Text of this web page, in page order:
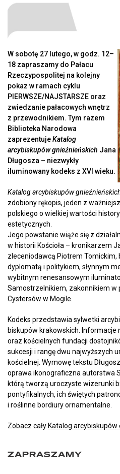
W sobotę 27 lutego, w godz. 12–
18 zapraszamy do Pałacu
Rzeczypospolitej na kolejny
pokaz w ramach cyklu
PIERWSZE/NAJSTARSZE oraz
zwiedzanie pałacowych wnętrz
z przewodnikiem. Tym razem
Biblioteka Narodowa
zaprezentujeKatalog
arcybiskupów gnieźnieńskich Jana
Długosza – niezwykły
iluminowany kodeks z XVI wieku.
Katalog arcybiskupów
zdobiony rękopis, jeden z
polskiego o wielkiej wartości
estetycznych.
Jego powstanie wiąże się z
w historii Kościoła – kronikarzem
zleceniodawcą Piotrem Tomickim,
dyplomatą i politykiem, słynnym
wybitnym renesansowym
Samostrzelnikiem, zakonnikiem w
Cystersów w Mogile.
Kodeks przedstawia sylwetki
biskupów krakowskich. Informacje
oraz kościelnych fundacji
sukcesji i rangę dwu najwyższych
kościelnej. Wymowę tekstu
oprawa ikonograficzna autorstwa
którą tworzą uroczyste wizerunki
pontyfikalnych, ich świętych
i roślinne bordiury ornamentalne.
Zobacz cały Katalog
ZAPRASZAMY